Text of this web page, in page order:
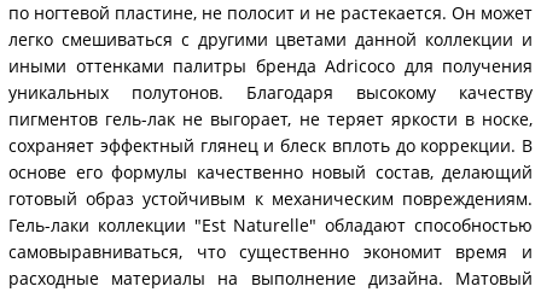
по ногтевой пластине, не полосит и не растекается. Он может
легко смешиваться с другими цветами данной коллекции и
иными оттенками палитры бренда Adricoco для получения
уникальных полутонов. Благодаря высокому качеству
пигментов гель-лак не выгорает, не теряет яркости в носке,
сохраняет эффектный глянец и блеск вплоть до коррекции. В
основе его формулы качественно новый состав, делающий
готовый образ устойчивым к механическим повреждениям.
Гель-лаки коллекции "Est Naturelle" обладают способностью
самовыравниваться, что существенно экономит время и
расходные материалы на выполнение дизайна. Матовый